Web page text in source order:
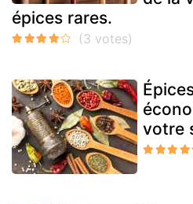
épices rares.
votre